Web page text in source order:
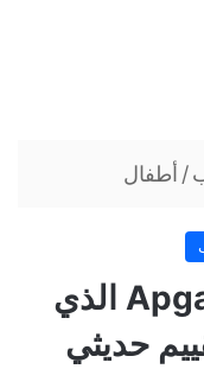
/ أطفال
ما هو مقياس آبغار Apgar الذي
حديثي